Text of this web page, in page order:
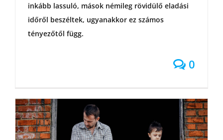
inkább lassuló, mások némileg rövidülő eladási
időről beszéltek, ugyanakkor ez számos
tényezőtől függ.
0